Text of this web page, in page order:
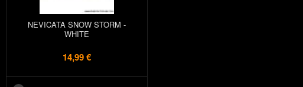
NEVICATA SNOW STORM -
WHITE
14,99 €